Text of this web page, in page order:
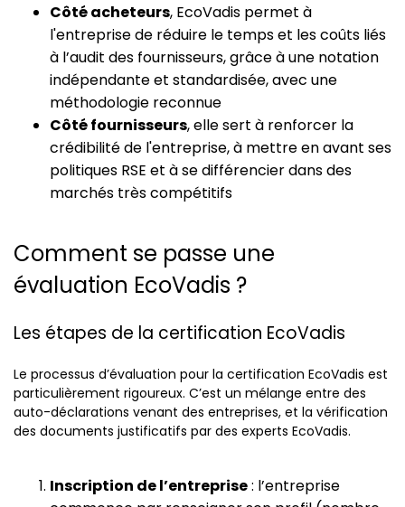
Côté acheteurs, EcoVadis permet à
l'entreprise de réduire le temps et les coûts liés
à l’audit des fournisseurs, grâce à une notation
indépendante et standardisée, avec une
méthodologie reconnue
Côté fournisseurs, elle sert à renforcer la
crédibilité de l'entreprise, à mettre en avant ses
politiques RSE et à se différencier dans des
marchés très compétitifs
Comment se passe une
évaluation EcoVadis ?
Les étapes de la certification EcoVadis
Le processus d’évaluation pour la certification EcoVadis est
particulièrement rigoureux. C’est un mélange entre des
auto-déclarations venant des entreprises, et la vérification
des documents justificatifs par des experts EcoVadis.
Inscription de l’entreprise: l’entreprise